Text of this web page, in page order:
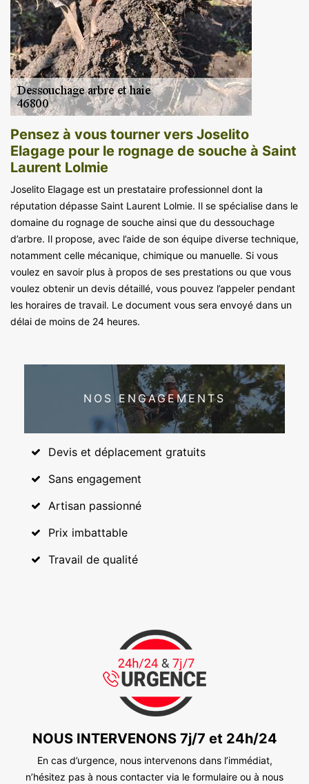
Pensez à vous tourner vers Joselito
Elagage pour le rognage de souche à Saint
Laurent Lolmie
Joselito Elagage est un prestataire professionnel dont la
réputation dépasse Saint Laurent Lolmie. Il se spécialise dans le
domaine du rognage de souche ainsi que du dessouchage
d’arbre. Il propose, avec l’aide de son équipe diverse technique,
notamment celle mécanique, chimique ou manuelle. Si vous
voulez en savoir plus à propos de ses prestations ou que vous
voulez obtenir un devis détaillé, vous pouvez l’appeler pendant
les horaires de travail. Le document vous sera envoyé dans un
délai de moins de 24 heures.
NOS ENGAGEMENTS
Devis et déplacement gratuits
Sans engagement
Artisan passionné
Prix imbattable
Travail de qualité
NOUS INTERVENONS 7j/7 et 24h/24
En cas d’urgence, nous intervenons dans l’immédiat,
n’hésitez pas à nous contacter via le formulaire ou à nous